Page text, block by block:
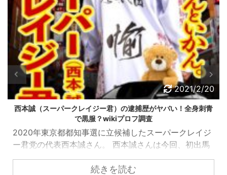
2021/2/20
西本誠（スーパークレイジー君）の当選が無効になる？黒幕の
某宗教団体とは！
スーパークレイジー君と呼ばれている西本誠さんが埼
玉県戸田市議選に当選したばかりですが、まさかの当
理由や本当に当選無効になるのか、黒幕の某宗教団体
続きを読む